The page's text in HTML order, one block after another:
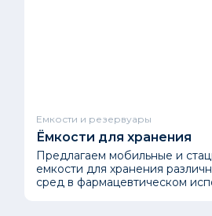
Емкости и резервуары
Ёмкости для хранения
Предлагаем мобильные и
емкости для хранения
сред в фармацевтическом